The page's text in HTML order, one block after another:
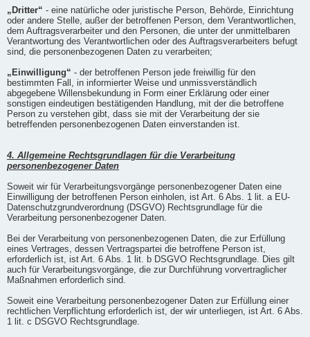
„Dritter“ - eine natürliche oder juristische Person, Behörde, Einrichtung
oder andere Stelle, außer der betroffenen Person, dem Verantwortlichen,
dem Auftragsverarbeiter und den Personen, die unter der unmittelbaren
Verantwortung des Verantwortlichen oder des Auftragsverarbeiters befugt
sind, die personenbezogenen Daten zu verarbeiten;
„Einwilligung“ - der betroffenen Person jede freiwillig für den
bestimmten Fall, in informierter Weise und unmissverständlich
abgegebene Willensbekundung in Form einer Erklärung oder einer
sonstigen eindeutigen bestätigenden Handlung, mit der die betroffene
Person zu verstehen gibt, dass sie mit der Verarbeitung der sie
betreffenden personenbezogenen Daten einverstanden ist.
4. Allgemeine Rechtsgrundlagen für die Verarbeitung
personenbezogener Daten
Soweit wir für Verarbeitungsvorgänge personenbezogener Daten eine
Einwilligung der betroffenen Person einholen, ist Art. 6 Abs. 1 lit. a EU-
Datenschutzgrundverordnung (DSGVO) Rechtsgrundlage für die
Verarbeitung personenbezogener Daten.
Bei der Verarbeitung von personenbezogenen Daten, die zur Erfüllung
eines Vertrages, dessen Vertragspartei die betroffene Person ist,
erforderlich ist, ist Art. 6 Abs. 1 lit. b DSGVO Rechtsgrundlage. Dies gilt
auch für Verarbeitungsvorgänge, die zur Durchführung vorvertraglicher
Maßnahmen erforderlich sind.
Soweit eine Verarbeitung personenbezogener Daten zur Erfüllung einer
rechtlichen Verpflichtung erforderlich ist, der wir unterliegen, ist Art. 6 Abs.
1 lit. c DSGVO Rechtsgrundlage.